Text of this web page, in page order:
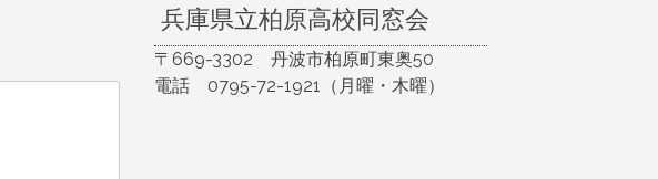
兵庫県立柏原高校同窓会
〒669-3302 丹波市柏原町東奥50
電話 0795-72-1921（月曜・木曜）